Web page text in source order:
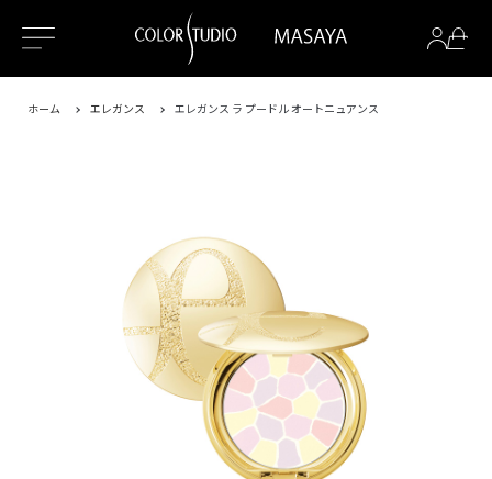
ホーム エレガンス エレガンス ラ プードル オートニュアンス